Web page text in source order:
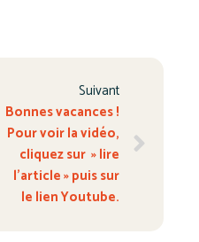
Suivant
Bonnes vacances !
Pour voir la vidéo,
cliquez sur » lire
l’article » puis sur
le lien Youtube.